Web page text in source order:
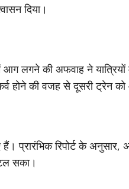
दिया।
लगने की अफवाह ने यात्रियों
होने की वजह से दूसरी ट्रेन
प्रारंभिक रिपोर्ट के अनुसार,
सका।